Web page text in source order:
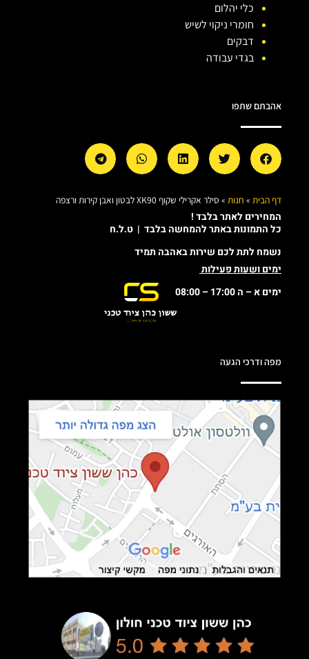
כלי יהלום
חומרי ניקוי לשיש
דבקים
בגדי עבודה
אהבתם שתפו
דף הבית » חנות » סילר אקרילי שקוף XK90 לבטון ואבן קירות ורצפה
המחירים לאתר בלבד !
כל התמונות באתר להמחשה בלבד | ט.ל.ח
נשמח לתת לכם שירות באהבה תמיד
ימים ושעות פעילות
ימים א – ה 17:00 – 08:00
מפה ודרכי הגעה